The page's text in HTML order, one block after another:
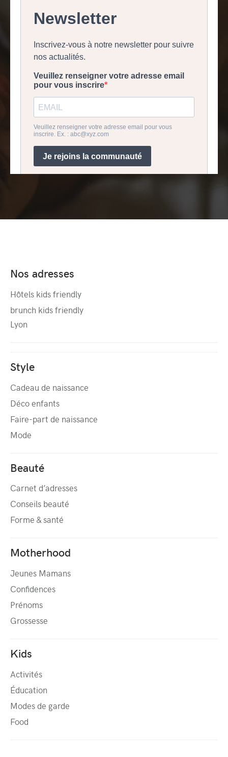
Nos adresses
Hôtels kids friendly
brunch kids friendly
Lyon
Style
Cadeau de naissance
Déco enfants
Faire-part de naissance
Mode
Beauté
Carnet d’adresses
Conseils beauté
Forme & santé
Motherhood
Jeunes Mamans
Confidences
Prénoms
Grossesse
Kids
Activités
Éducation
Modes de garde
Food